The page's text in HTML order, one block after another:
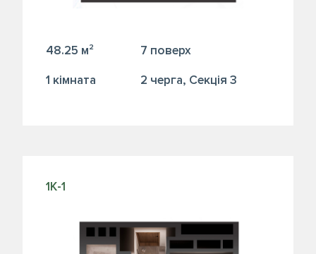
48.25 м² 7 поверх
1 кiмната 2 черга, Секція 3
1К-1